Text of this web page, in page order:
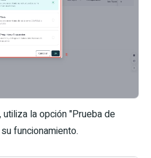
la opción "Prueba de
funcionamiento.